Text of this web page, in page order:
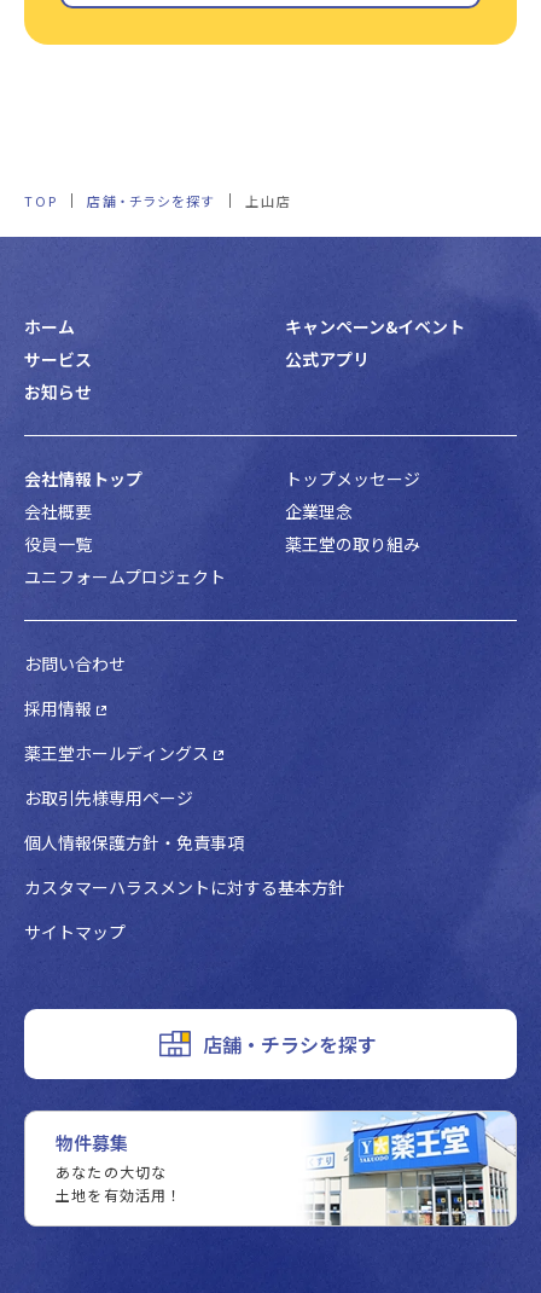
TOP 店舗・チラシを探す 上山店
ホーム
キャンペーン&イベント
サービス
公式アプリ
お知らせ
会社情報トップ
トップメッセージ
会社概要
企業理念
役員一覧
薬王堂の取り組み
ユニフォームプロジェクト
お問い合わせ
採用情報
薬王堂ホールディングス
お取引先様専用ページ
個人情報保護方針・免責事項
カスタマーハラスメントに対する基本方針
サイトマップ
店舗・チラシを探す
物件募集
あなたの大切な
土地を有効活用！